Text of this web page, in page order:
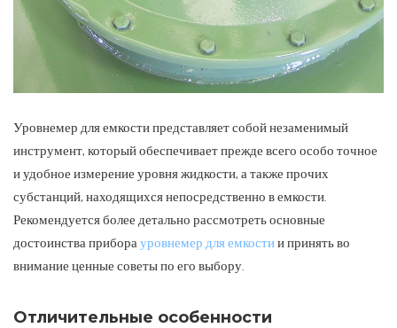
Уровнемер для емкости представляет собой незаменимый
инструмент, который обеспечивает прежде всего особо точное
и удобное измерение уровня жидкости, а также прочих
субстанций, находящихся непосредственно в емкости.
Рекомендуется более детально рассмотреть основные
достоинства приборауровнемер для емкостии принять во
внимание ценные советы по его выбору.
Отличительные особенности